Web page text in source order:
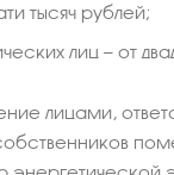
тысяч рублей;
лиц — от
лицами,